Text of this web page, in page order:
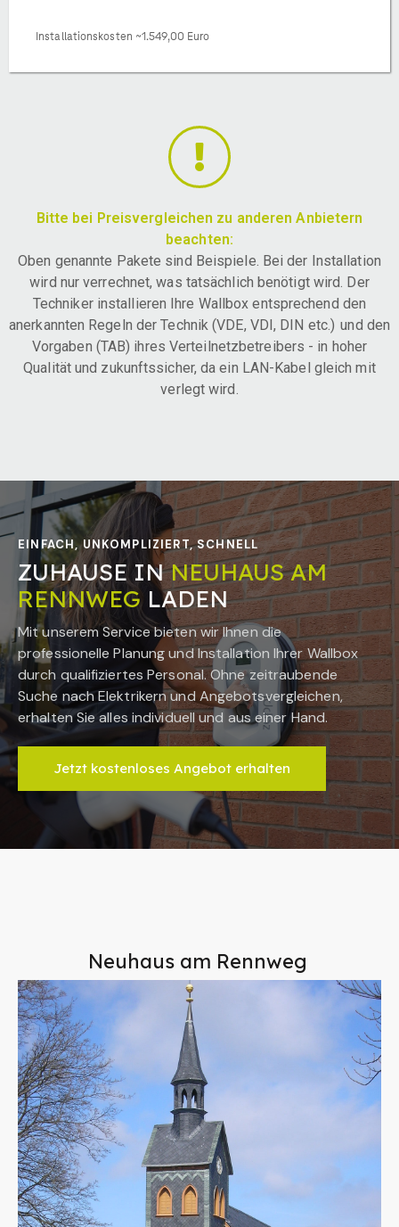
Installationskosten ~1.549,00 Euro
Bitte bei Preisvergleichen zu anderen Anbietern
beachten:
Oben genannte Pakete sind Beispiele. Bei der Installation
wird nur verrechnet, was tatsächlich benötigt wird. Der
Techniker installieren Ihre Wallbox entsprechend den
anerkannten Regeln der Technik (VDE, VDI, DIN etc.) und den
Vorgaben (TAB) ihres Verteilnetzbetreibers - in hoher
Qualität und zukunftssicher, da ein LAN-Kabel gleich mit
verlegt wird.
EINFACH, UNKOMPLIZIERT, SCHNELL
ZUHAUSE INNEUHAUS AM
RENNWEGLADEN
Mit unserem Service bieten wir Ihnen die
professionelle Planung und Installation Ihrer Wallbox
durch qualifiziertes Personal. Ohne zeitraubende
Suche nach Elektrikern und Angebotsvergleichen,
erhalten Sie alles individuell und aus einer Hand.
Jetzt kostenloses Angebot erhalten
Neuhaus am Rennweg